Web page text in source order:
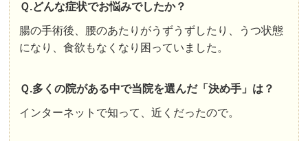
Ｑ.どんな症状でお悩みでしたか？
腸の手術後、腰のあたりがうずうずしたり、うつ状態
になり、食欲もなくなり困っていました。
Ｑ.多くの院がある中で当院を選んだ「決め手」は？
インターネットで知って、近くだったので。